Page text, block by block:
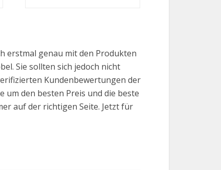
erstmal genau mit den Produkten
Sie sollten sich jedoch nicht
Kundenbewertungen der
um den besten Preis und die beste
auf der richtigen Seite. Jetzt für